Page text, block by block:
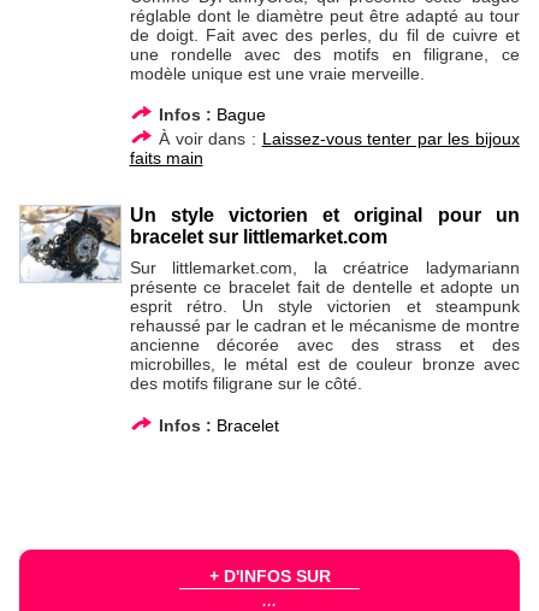
réglable dont le diamètre peut être adapté au tour
de doigt. Fait avec des perles, du fil de cuivre et
une rondelle avec des motifs en filigrane, ce
modèle unique est une vraie merveille.
Infos : Bague
À voir dans : Laissez-vous tenter par les bijoux
faits main
Un style victorien et original pour un
bracelet sur littlemarket.com
Sur littlemarket.com, la créatrice ladymariann
présente ce bracelet fait de dentelle et adopte un
esprit rétro. Un style victorien et steampunk
rehaussé par le cadran et le mécanisme de montre
ancienne décorée avec des strass et des
microbilles, le métal est de couleur bronze avec
des motifs filigrane sur le côté.
Infos : Bracelet
+ D'INFOS SUR
...